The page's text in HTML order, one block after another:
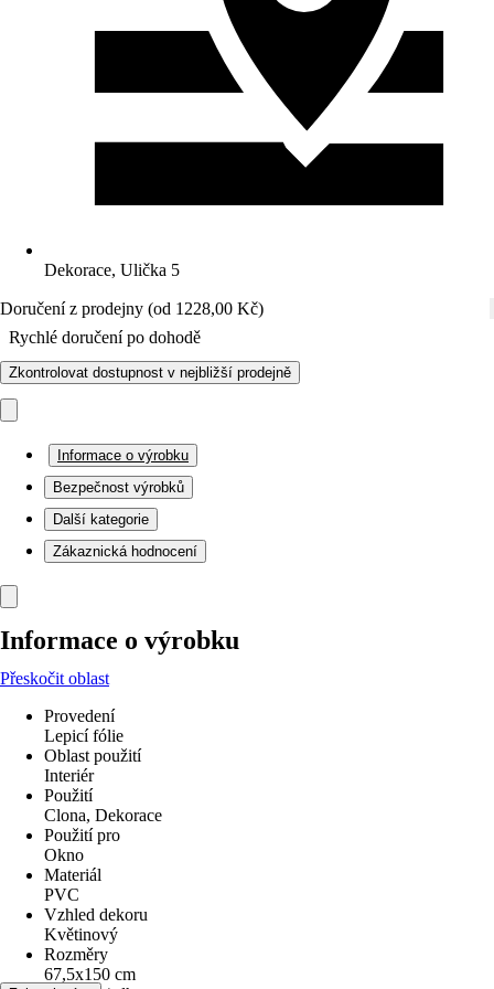
Dekorace, Ulička 5
Doručení z prodejny (od 1228,00 Kč)
Rychlé doručení po dohodě
Zkontrolovat dostupnost v nejbližší prodejně
Informace o výrobku
Bezpečnost výrobků
Další kategorie
Zákaznická hodnocení
Informace o výrobku
Přeskočit oblast
Provedení
Lepicí fólie
Oblast použití
Interiér
Použití
Clona, Dekorace
Použití pro
Okno
Materiál
PVC
Vzhled dekoru
Květinový
Rozměry
67,5x150 cm